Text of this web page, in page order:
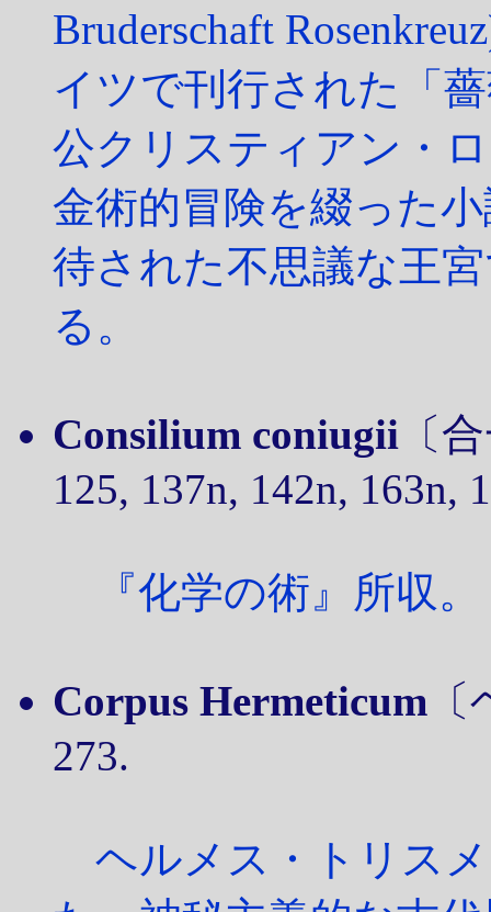
Bruderschaft
イツで刊行された「
公クリスティアン・
金術的冒険を綴った
待された不思議な王
る。
Consilium coniugii 〔
125, 137n, 142n, 163n,
『化学の術』所収。
Corpus Hermeticum
273.
ヘルメス・トリス